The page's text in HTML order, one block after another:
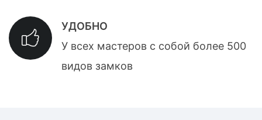
УДОБНО
У всех мастеров с собой более 500
видов замков